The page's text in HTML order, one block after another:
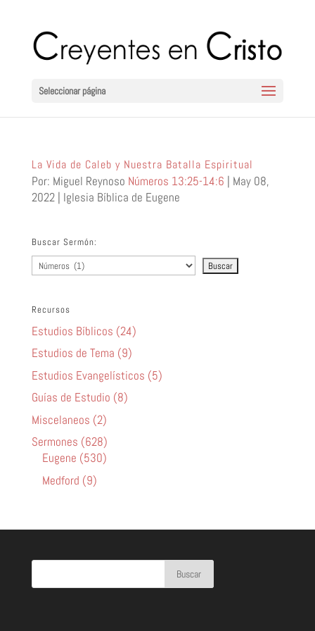
Seleccionar página
La Vida de Caleb y Nuestra Batalla Espiritual
Por: Miguel Reynoso Números 13:25-14:6 | May 08,
2022 | Iglesia Bíblica de Eugene
Buscar Sermón:
Recursos
Estudios Bíblicos (24)
Estudios de Tema (9)
Estudios Evangelísticos (5)
Guías de Estudio (8)
Miscelaneos (2)
Sermones (628)
Eugene (530)
Medford (9)
Buscar